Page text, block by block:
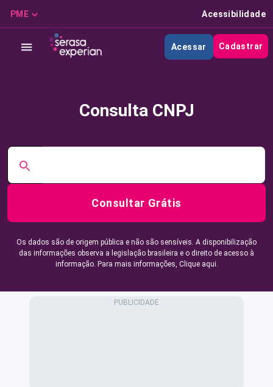
PME Acessibilidade
Acessar Cadastrar
Consulta CNPJ
Consultar Grátis
Os dados são de origem pública e não são sensíveis. A disponibilização
das informações observa a legislação brasileira e o direito de acesso à
informação. Para mais informações, Clique aqui.